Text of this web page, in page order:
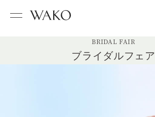
BRIDAL FAIR
ブライダルフェア